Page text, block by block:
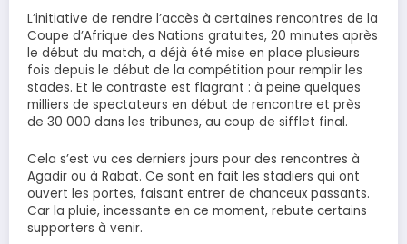
L’initiative de rendre l’accès à certaines rencontres de la
Coupe d’Afrique des Nations gratuites, 20 minutes après
le début du match, a déjà été mise en place plusieurs
fois depuis le début de la compétition pour remplir les
stades. Et le contraste est flagrant : à peine quelques
milliers de spectateurs en début de rencontre et près
de 30 000 dans les tribunes, au coup de sifflet final.
Cela s’est vu ces derniers jours pour des rencontres à
Agadir ou à Rabat. Ce sont en fait les stadiers qui ont
ouvert les portes, faisant entrer de chanceux passants.
Car la pluie, incessante en ce moment, rebute certains
supporters à venir.